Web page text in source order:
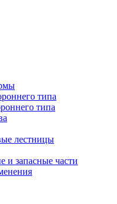
типа
типа
лестницы
и запасные части